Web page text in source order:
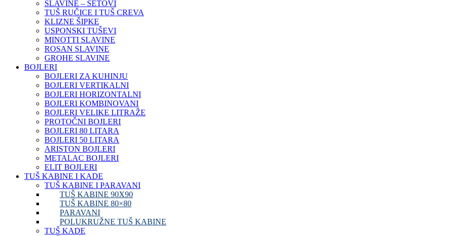
SLAVINE – SETOVI
TUŠ RUČICE I TUŠ CREVA
KLIZNE ŠIPKE
USPONSKI TUŠEVI
MINOTTI SLAVINE
ROSAN SLAVINE
GROHE SLAVINE
BOJLERI
BOJLERI ZA KUHINJU
BOJLERI VERTIKALNI
BOJLERI HORIZONTALNI
BOJLERI KOMBINOVANI
BOJLERI VELIKE LITRAŽE
PROTOČNI BOJLERI
BOJLERI 80 LITARA
BOJLERI 50 LITARA
ARISTON BOJLERI
METALAC BOJLERI
ELIT BOJLERI
TUŠ KABINE I KADE
TUŠ KABINE I PARAVANI
TUŠ KABINE 90X90
TUŠ KABINE 80×80
PARAVANI
POLUKRUŽNE TUŠ KABINE
TUŠ KADE